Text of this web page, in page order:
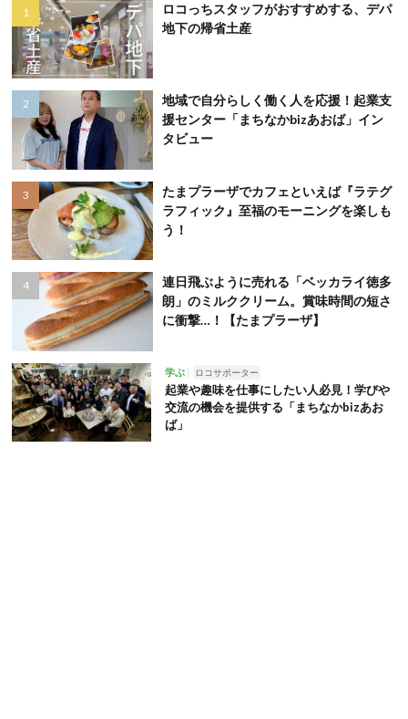
ロコっちスタッフがおすすめする、デパ
地下の帰省土産
地域で自分らしく働く人を応援！起業支
援センター「まちなかbizあおば」イン
タビュー
たまプラーザでカフェといえば『ラテグ
ラフィック』至福のモーニングを楽しも
う！
連日飛ぶように売れる「ベッカライ徳多
朗」のミルククリーム。賞味時間の短さ
に衝撃…！【たまプラーザ】
学ぶ ロコサポーター
起業や趣味を仕事にしたい人必見！学びや
交流の機会を提供する「まちなかbizあお
ば」